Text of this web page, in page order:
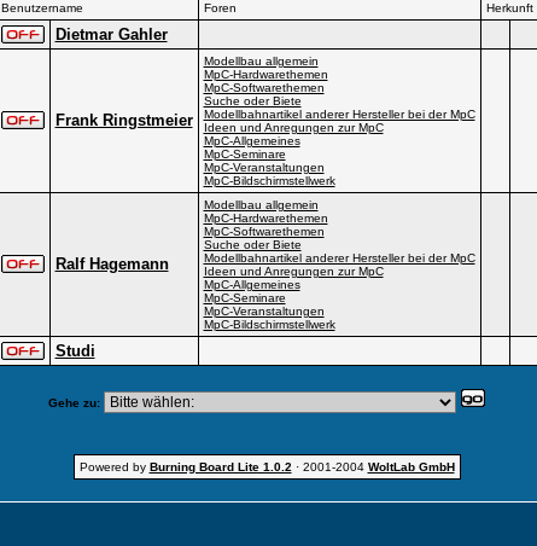
Benutzername Foren Herkunft
Dietmar Gahler
Frank Ringstmeier
Modellbau allgemein
MpC-Hardwarethemen
MpC-Softwarethemen
Suche oder Biete
Modellbahnartikel anderer Hersteller bei der MpC
Ideen und Anregungen zur MpC
MpC-Allgemeines
MpC-Seminare
MpC-Veranstaltungen
MpC-Bildschirmstellwerk
Ralf Hagemann
Modellbau allgemein
MpC-Hardwarethemen
MpC-Softwarethemen
Suche oder Biete
Modellbahnartikel anderer Hersteller bei der MpC
Ideen und Anregungen zur MpC
MpC-Allgemeines
MpC-Seminare
MpC-Veranstaltungen
MpC-Bildschirmstellwerk
Studi
Gehe zu:
Powered by Burning Board Lite 1.0.2 · 2001-2004 WoltLab GmbH